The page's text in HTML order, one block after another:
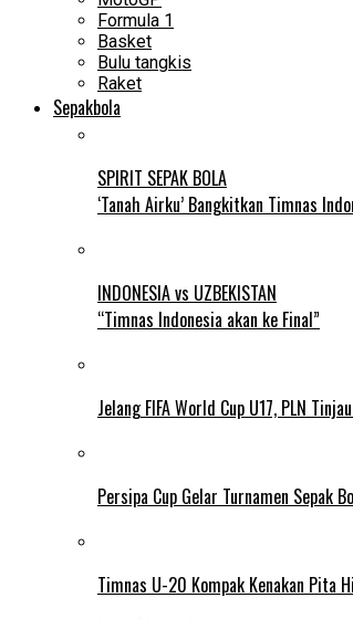
Formula 1
Basket
Bulu tangkis
Raket
Sepakbola
SPIRIT SEPAK BOLA
‘Tanah Airku’ Bangkitkan Timnas
INDONESIA vs UZBEKISTAN
“Timnas Indonesia akan ke Final”
Jelang FIFA World Cup U17, PLN
Persipa Cup Gelar Turnamen Sepak
Timnas U-20 Kompak Kenakan Pita